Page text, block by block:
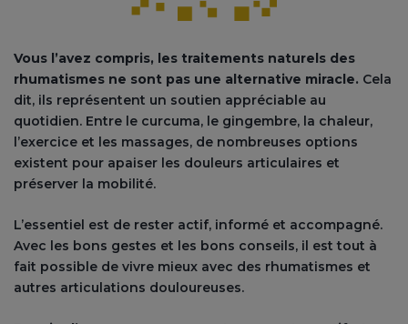
Vous l’avez compris, les traitements naturels des
rhumatismes ne sont pas une alternative miracle. Cela
dit, ils représentent un soutien appréciable au
quotidien. Entre le curcuma, le gingembre, la chaleur,
l’exercice et les massages, de nombreuses options
existent pour apaiser les douleurs articulaires et
préserver la mobilité.
L’essentiel est de rester actif, informé et accompagné.
Avec les bons gestes et les bons conseils, il est tout à
fait possible de vivre mieux avec des rhumatismes et
autres articulations douloureuses.